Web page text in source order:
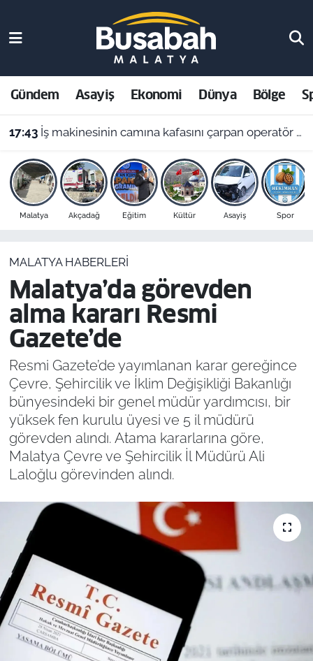
Gündem Asayiş Ekonomi Dünya Bölge
17:43 İş makinesinin camına kafasını çarpan operatör yaralandı
Malatya Akçadağ Eğitim Kültür Asayiş Spor
MALATYA HABERLERI
Malatya’da görevden
alma kararı Resmi
Gazete’de
Resmi Gazete’de yayımlanan karar gereğince
Çevre, Şehircilik ve İklim Değişikliği Bakanlığı
bünyesindeki bir genel müdür yardımcısı, bir
yüksek fen kurulu üyesi ve 5 il müdürü
görevden alındı. Atama kararlarına göre,
Malatya Çevre ve Şehircilik İl Müdürü Ali
Laloğlu görevinden alındı.
Asayiş
Ekonomi
Dünya
Bölge
Resmi İlanlar
Malatya Nöbetçi Eczaneler
Malatya Hava Durumu
Malatya Namaz Vakitleri
Malatya Trafik Yoğunluk Haritası
Süper Lig Puan Durumu ve Fikstür
Son Dakika Haberleri
Haber Arşivi